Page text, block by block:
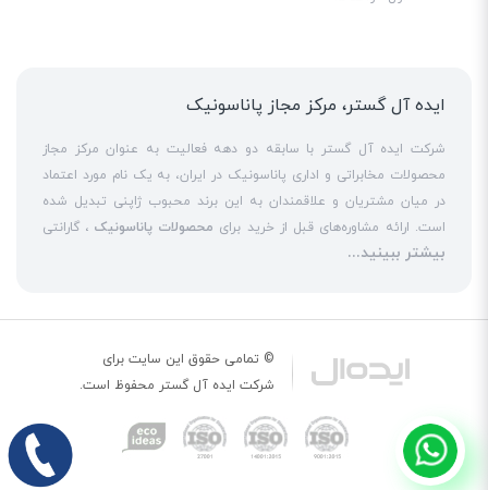
ایده آل گستر، مرکز مجاز پاناسونیک
شرکت ایده آل گستر با سابقه دو دهه فعالیت به عنوان مرکز مجاز
محصولات مخابراتی و اداری پاناسونیک در ایران، به یک نام مورد اعتماد
در میان مشتریان و علاقمندان به این برند محبوب ژاپنی تبدیل شده
است. ارائه مشاوره‌های قبل از خرید برایمحصولات پاناسونیک، گارانتی
18 ماهه معتبر و شرکتی برای کلیه محصولات عرضه شده و تعهد کامل
انواع مراکز
سانترال
است. این مهم با اتکا به تکنسین‌های فنی و مجرب
که در ایننمایندگی سانترال پاناسونیک
حاضر هستند، حاصل می‌شود. به
خدمات مبتنی برتلفناز جمله عرضهتلفن بیسیمو تلفن رومیزی
اورجینال،
تلفن سانترالو تلفن پاناسونیک تحت شبکه و خرید
تلفن ویپ
بیشتر ببینید...
© تمامی حقوق این سایت برای
شرکتایده آل گسترمحفوظ است.